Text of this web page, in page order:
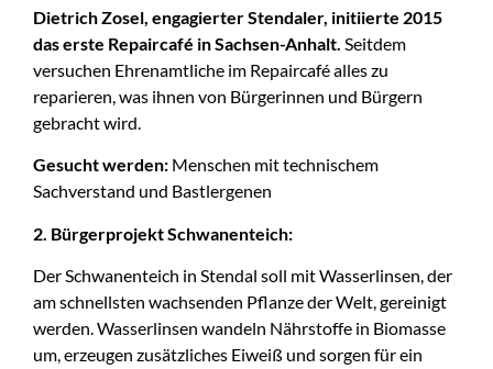
Dietrich Zosel, engagierter Stendaler, initiierte 2015
das erste Repaircafé in Sachsen-Anhalt. Seitdem
versuchen Ehrenamtliche im Repaircafé alles zu
reparieren, was ihnen von Bürgerinnen und Bürgern
gebracht wird.
Gesucht werden: Menschen mit technischem
Sachverstand und Bastlergenen
2. Bürgerprojekt Schwanenteich:
Der Schwanenteich in Stendal soll mit Wasserlinsen, der
am schnellsten wachsenden Pflanze der Welt, gereinigt
werden. Wasserlinsen wandeln Nährstoffe in Biomasse
um, erzeugen zusätzliches Eiweiß und sorgen für ein